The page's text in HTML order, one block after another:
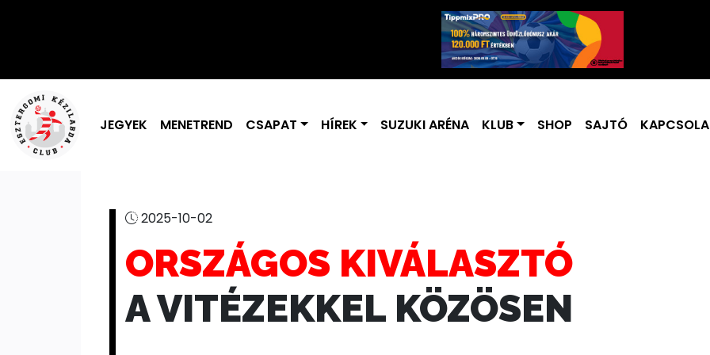
JEGYEK MENETREND CSAPAT HÍREK SUZUKI ARÉNA KLUB SHOP SAJTÓ
2025-10-02
ORSZÁGOS KIVÁLASZTÓ
A VITÉZEKKEL KÖZÖSEN